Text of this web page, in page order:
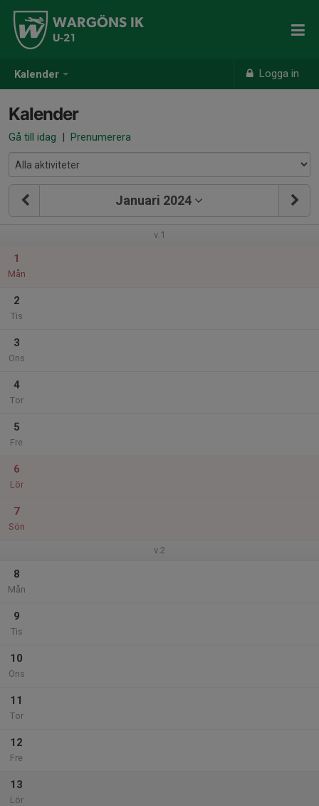
Kalender Logga in
WARGÖNS IK
U-21
Kalender
Gå till idag | Prenumerera
Januari 2024
v.1
1
Mån
2
Tis
3
Ons
4
Tor
5
Fre
6
Lör
7
Sön
v.2
8
Mån
9
Tis
10
Ons
11
Tor
12
Fre
13
Lör